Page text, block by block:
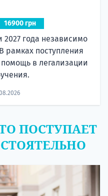
16900 грн
года независимо
рамках поступления
в легализации
ПОСТУПАЕТ